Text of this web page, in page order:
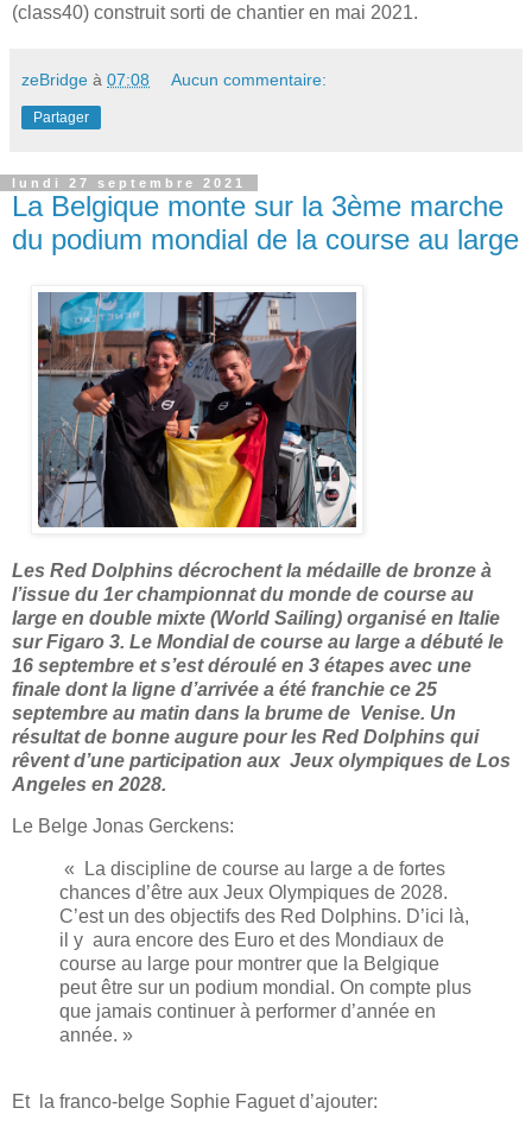
(class40) construit sorti de chantier en mai 2021.
zeBridge à 07:08 Aucun commentaire:
Partager
lundi 27 septembre 2021
La Belgique monte sur la 3ème marche
du podium mondial de la course au large
Les Red Dolphins décrochent la médaille de bronze à
l’issue du 1er championnat du monde de course au
large en double mixte (World Sailing) organisé en Italie
sur Figaro 3. Le Mondial de course au large a débuté le
16 septembre et s’est déroulé en 3 étapes avec une
finale dont la ligne d’arrivée a été franchie ce 25
septembre au matin dans la brume de Venise. Un
résultat de bonne augure pour les Red Dolphins qui
rêvent d’une participation aux Jeux olympiques de Los
Angeles en 2028.
Le Belge Jonas Gerckens:
« La discipline de course au large a de fortes
chances d’être aux Jeux Olympiques de 2028.
C’est un des objectifs des Red Dolphins. D’ici là,
il y aura encore des Euro et des Mondiaux de
course au large pour montrer que la Belgique
peut être sur un podium mondial. On compte plus
que jamais continuer à performer d’année en
année. »
Et la franco-belge Sophie Faguet d’ajouter: